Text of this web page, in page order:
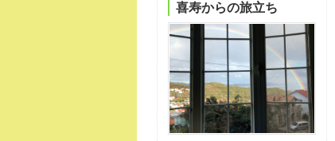
喜寿からの旅立ち